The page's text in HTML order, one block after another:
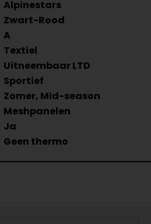
Alpinestars
Zwart-Rood
A
Textiel
Uitneembaar LTD
Sportief
Zomer, Mid-season
Meshpanelen
Ja
Geen thermo